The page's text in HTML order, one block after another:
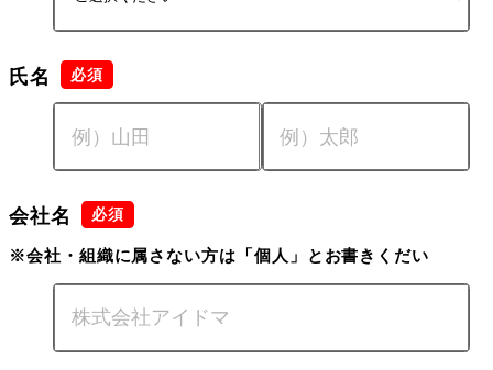
氏名
会社名
※会社・組織に属さない方は「個人」とお書きくだい